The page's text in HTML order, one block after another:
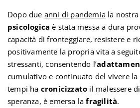
Dopo due anni di pandemia la nostra
psicologica è stata messa a dura
capacità di fronteggiare, resistere e
positivamente la propria vita a
stressanti, consentendo l’
cumulativo e continuato del vivere
tempi ha cronicizzato il malessere
speranza, è emersa lafragilità.